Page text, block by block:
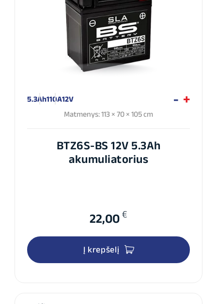
5.3Ah110A12V
Matmenys: 113 × 70 × 105 cm
BTZ6S-BS 12V 5.3Ah
akumuliatorius
22,00 €
Į krepšelį